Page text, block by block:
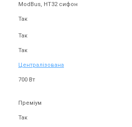
ModBus, HT32 сифон
Так
Так
Так
Централізована
700 Вт
Преміум
Так